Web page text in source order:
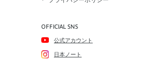
OFFICIAL SNS
公式アカウント
日本ノート